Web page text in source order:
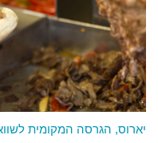
יארוס, הגרסה המקומית